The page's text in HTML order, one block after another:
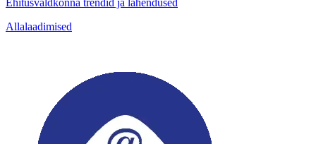
Ehitusvaldkonna trendid ja lahendused
Allalaadimised